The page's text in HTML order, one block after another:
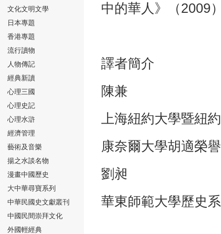
⑭
⑮
⑯
文化文明文學
日本專題
香港專題
流行讀物
人物傳記
經典新讀
心理三國
心理史記
心理水滸
經濟管理
藝術及音樂
揚之水談名物
漫畫中國歷史
大中華尋寶系列
中華民國史文獻叢刊
中國民間崇拜文化
外國輕經典
中的華人》（2009
譯者簡介
陳兼
上海紐約大學暨紐
康奈爾大學胡適榮
劉昶
華東師範大學歷史